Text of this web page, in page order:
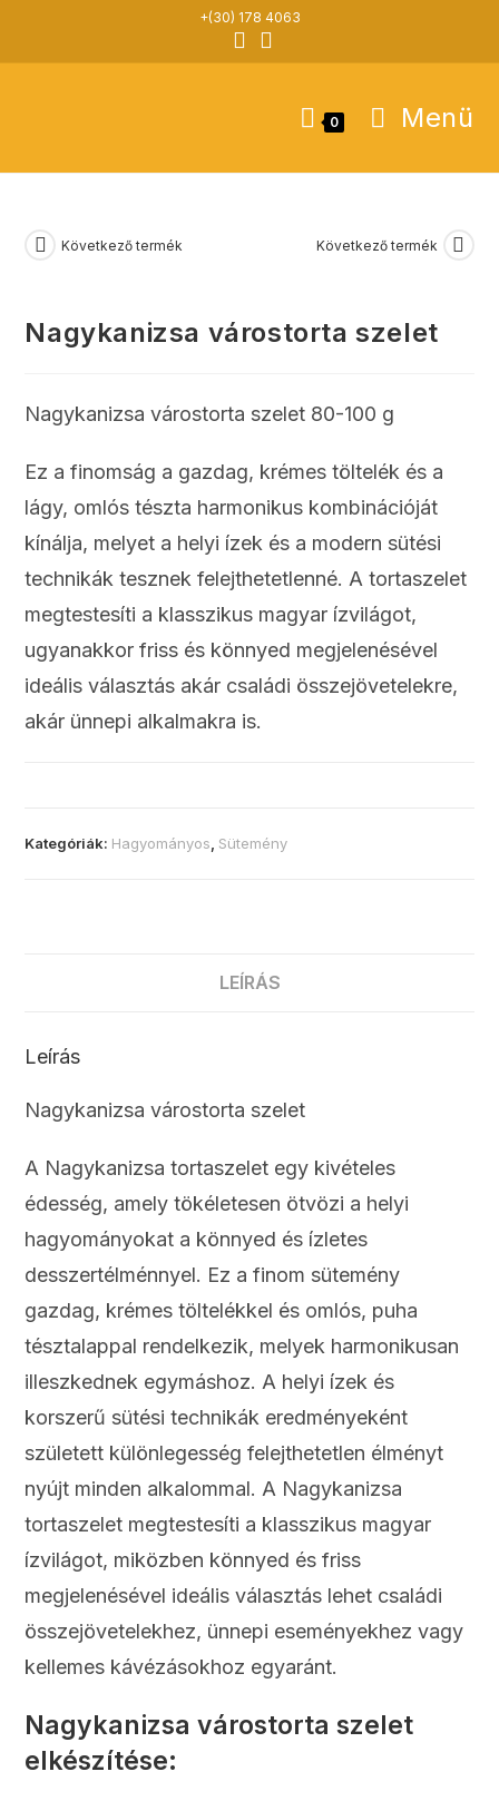
content
+(30) 178 4063
0 Menü
Következő termék Következő termék
Nagykanizsa várostorta szelet
Nagykanizsa várostorta szelet 80-100 g
Ez a finomság a gazdag, krémes töltelék és a
lágy, omlós tészta harmonikus kombinációját
kínálja, melyet a helyi ízek és a modern sütési
technikák tesznek felejthetetlenné. A tortaszelet
megtestesíti a klasszikus magyar ízvilágot,
ugyanakkor friss és könnyed megjelenésével
ideális választás akár családi összejövetelekre,
akár ünnepi alkalmakra is.
Kategóriák: Hagyományos Sütemény
LEÍRÁS
Leírás
Nagykanizsa várostorta szelet
A Nagykanizsa tortaszelet egy kivételes
édesség, amely tökéletesen ötvözi a helyi
hagyományokat a könnyed és ízletes
desszertélménnyel. Ez a finom sütemény
gazdag, krémes töltelékkel és omlós, puha
tésztalappal rendelkezik, melyek harmonikusan
illeszkednek egymáshoz. A helyi ízek és
korszerű sütési technikák eredményeként
született különlegesség felejthetetlen élményt
nyújt minden alkalommal. A Nagykanizsa
tortaszelet megtestesíti a klasszikus magyar
ízvilágot, miközben könnyed és friss
megjelenésével ideális választás lehet családi
összejövetelekhez, ünnepi eseményekhez vagy
kellemes kávézásokhoz egyaránt.
Nagykanizsa várostorta szelet
elkészítése: